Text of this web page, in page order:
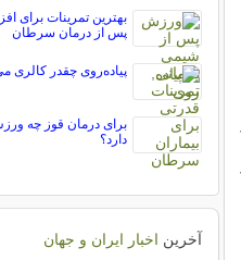
بهترین تمرینات برای
پس از درمان سرطان
پیاده‌روی چقدر کالری
برای درمان قوز چه
دارد؟
آخرین اخبار ایران و جهان